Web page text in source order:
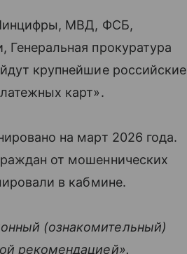
Минцифры, МВД, ФСБ,
прокуратура
крупнейшие российские
карт».
на март 2026 года.
от мошеннических
в кабмине.
(ознакомительный)
рекомендацией».